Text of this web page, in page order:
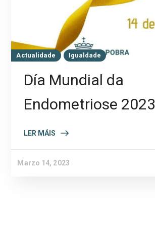
Actualidade Igualdade
Día Mundial da
Endometriose 2023
LER MÁIS
Marzo 14, 2023